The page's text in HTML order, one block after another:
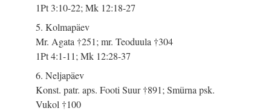
1Pt 3:10-22; Mk 12:18-27
5. Kolmapäev
Mr. Agata †251; mr. Teoduula †304
1Pt 4:1-11; Mk 12:28-37
6. Neljapäev
Konst. patr. aps. Footi Suur †891; Smürna psk.
Vukol †100